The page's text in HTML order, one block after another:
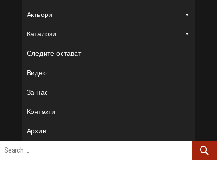
Актьори
Каталози
Следите остават
Видео
За нас
Контакти
Архив